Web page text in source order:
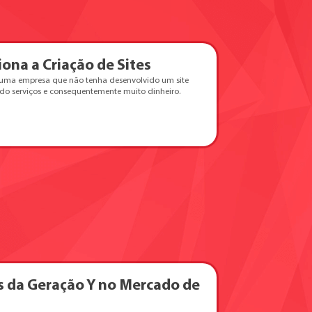
a Criação de Sites
empresa que não tenha desenvolvido um site
serviços e consequentemente muito dinheiro.
da Geração Y no Mercado de